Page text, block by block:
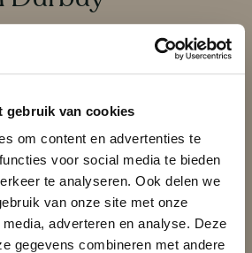
gebruik van cookies
om content en advertenties te
voor social media te bieden
te analyseren. Ook delen we
van onze site met onze
adverteren en analyse. Deze
gegevens combineren met andere
en gezellige zondag bijLe
, in een nieuwe warme setting in het
uw tafel om een uniek moment te
tafel